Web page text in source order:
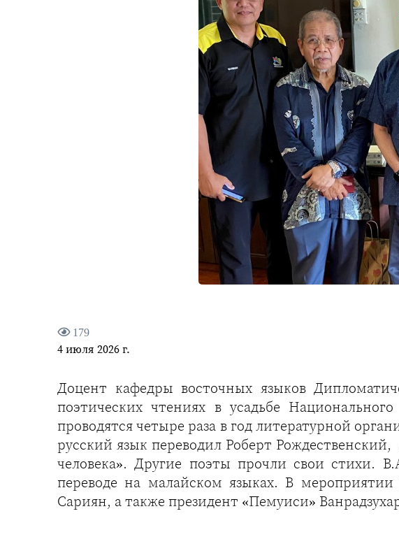
179
4 июля 2026 г.
Доцент кафедры восточных языков
поэтических чтениях в усадьбе
проводятся четыре раза в год литературной
русский язык переводил Роберт
человека». Другие поэты прочли свои стихи.
переводе на малайском языках. В
Сариян, а также президент «Пемуиси»